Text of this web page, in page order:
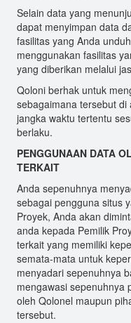
Selain data yang
dapat menyimpan data
fasilitas yang Anda
menggunakan fasilitas
yang diberikan melalui
Qoloni berhak untuk
sebagaimana tersebut
jangka waktu tertentu
berlaku.
PENGGUNAAN DATA
TERKAIT
Anda sepenuhnya
sebagai pengguna situs
Proyek, Anda akan
anda kepada Pemilik
terkait yang memiliki
semata-mata untuk
menyadari sepenuhnya
mengawasi sepenuhnya
oleh Qolonel maupun
tersebut.